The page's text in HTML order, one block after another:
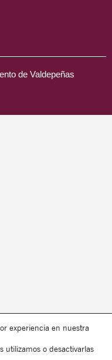
de Valdepeñas
experiencia en nuestra
utilizamos o desactivarlas